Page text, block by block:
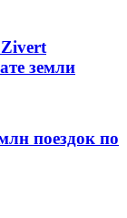
земли
поездок по